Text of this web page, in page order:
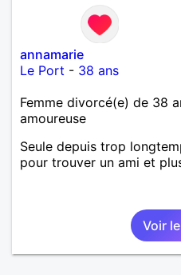
annamarie
Le Port - 38 ans
Femme divorcé(e) de 38
amoureuse
Seule depuis trop
pour trouver un ami et
Voir